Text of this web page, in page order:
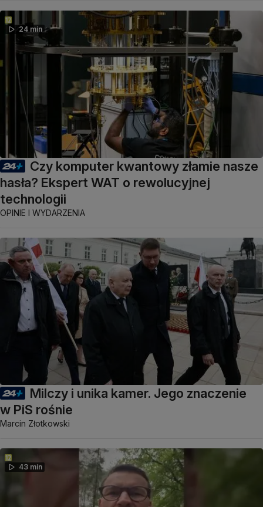
24 min
Czy komputer kwantowy złamie nasze
hasła? Ekspert WAT o rewolucyjnej
technologii
OPINIE I WYDARZENIA
Milczy i unika kamer. Jego znaczenie
w PiS rośnie
Marcin Złotkowski
43 min